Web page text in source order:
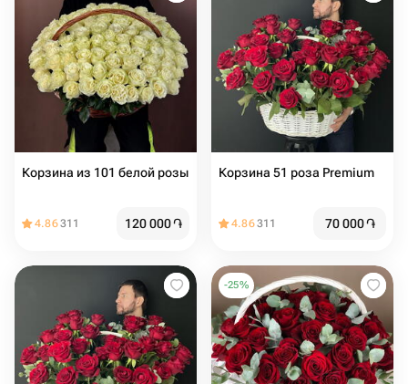
Корзина из 101 белой розы
4.86311 120 000֏
Корзина 51 роза Premium
4.86311 70 000֏
-25%